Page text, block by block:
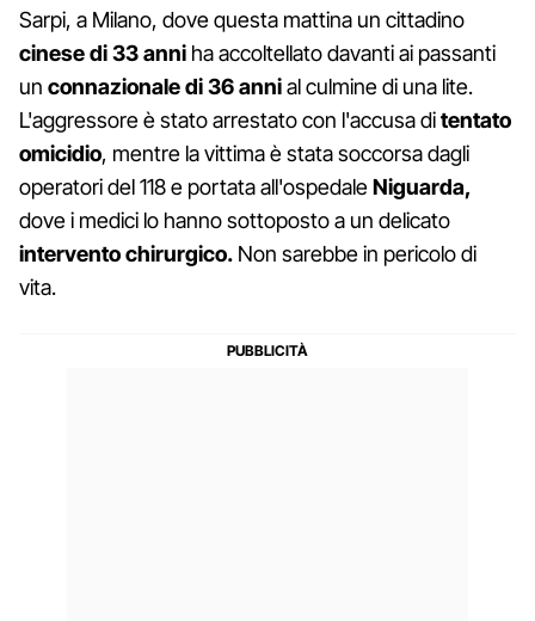
Sarpi, a Milano, dove questa mattina un cittadino
cinese di 33 anni ha accoltellato davanti ai passanti
un connazionale di 36 annial culmine di una lite.
L'aggressore è stato arrestato con l'accusa ditentato
omicidio, mentre la vittima è stata soccorsa dagli
operatori del 118 e portata all'ospedaleNiguarda,
dove i medici lo hanno sottoposto a un delicato
intervento chirurgico. Non sarebbe in pericolo di
vita.